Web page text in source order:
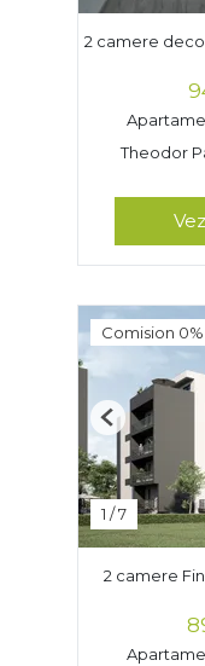
2 camere
Theodor
Comision 0%
1 /7
Previous
2 camere